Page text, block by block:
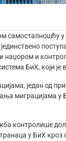
самосталношћу
наџором и
БиХ, који је
један од
миграцијама
контролише
у БиХ